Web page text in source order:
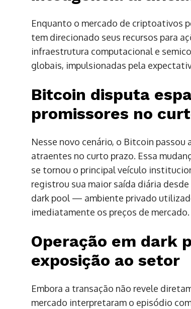
Enquanto o mercado de criptoativos
tem direcionado seus recursos para
infraestrutura computacional e
globais, impulsionadas pela
Bitcoin disputa
promissores no
Nesse novo cenário, o Bitcoin
atraentes no curto prazo. Essa
se tornou o principal veículo
registrou sua maior saída diária
dark pool — ambiente privado
imediatamente os preços de mercado.
Operação em dark
exposição ao setor
Embora a transação não revele
mercado interpretaram o episódio